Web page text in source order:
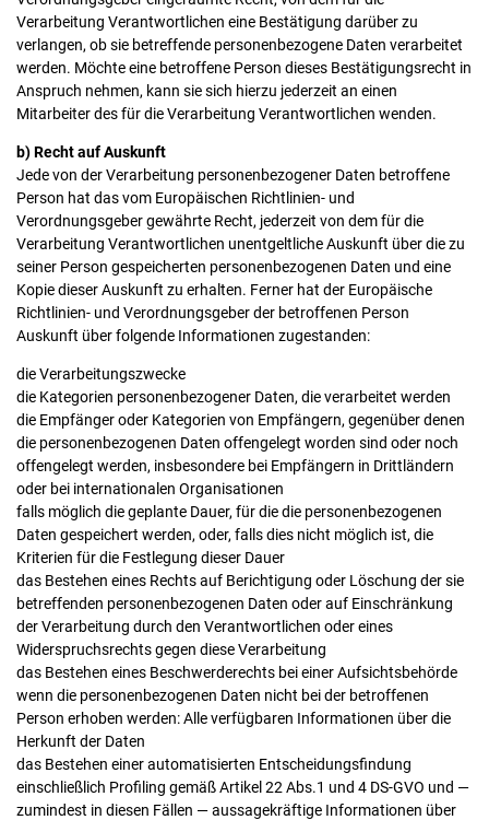
Verarbeitung Verantwortlichen eine Bestätigung darüber zu
verlangen, ob sie betreffende personenbezogene Daten verarbeitet
werden. Möchte eine betroffene Person dieses Bestätigungsrecht in
Anspruch nehmen, kann sie sich hierzu jederzeit an einen
Mitarbeiter des für die Verarbeitung Verantwortlichen wenden.
b) Recht auf Auskunft
Jede von der Verarbeitung personenbezogener Daten betroffene
Person hat das vom Europäischen Richtlinien- und
Verordnungsgeber gewährte Recht, jederzeit von dem für die
Verarbeitung Verantwortlichen unentgeltliche Auskunft über die zu
seiner Person gespeicherten personenbezogenen Daten und eine
Kopie dieser Auskunft zu erhalten. Ferner hat der Europäische
Richtlinien- und Verordnungsgeber der betroffenen Person
Auskunft über folgende Informationen zugestanden:
die Verarbeitungszwecke
die Kategorien personenbezogener Daten, die verarbeitet werden
die Empfänger oder Kategorien von Empfängern, gegenüber denen
die personenbezogenen Daten offengelegt worden sind oder noch
offengelegt werden, insbesondere bei Empfängern in Drittländern
oder bei internationalen Organisationen
falls möglich die geplante Dauer, für die die personenbezogenen
Daten gespeichert werden, oder, falls dies nicht möglich ist, die
Kriterien für die Festlegung dieser Dauer
das Bestehen eines Rechts auf Berichtigung oder Löschung der sie
betreffenden personenbezogenen Daten oder auf Einschränkung
der Verarbeitung durch den Verantwortlichen oder eines
Widerspruchsrechts gegen diese Verarbeitung
das Bestehen eines Beschwerderechts bei einer Aufsichtsbehörde
wenn die personenbezogenen Daten nicht bei der betroffenen
Person erhoben werden: Alle verfügbaren Informationen über die
Herkunft der Daten
das Bestehen einer automatisierten Entscheidungsfindung
einschließlich Profiling gemäß Artikel 22 Abs.1 und 4 DS-GVO und —
zumindest in diesen Fällen — aussagekräftige Informationen über